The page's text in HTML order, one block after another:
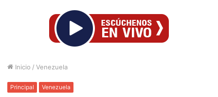
Inicio / Venezuela
Principal Venezuela